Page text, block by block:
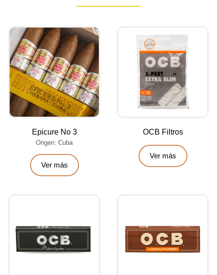
Epicure No 3
Origen: Cuba
Ver más
OCB Filtros
Ver más